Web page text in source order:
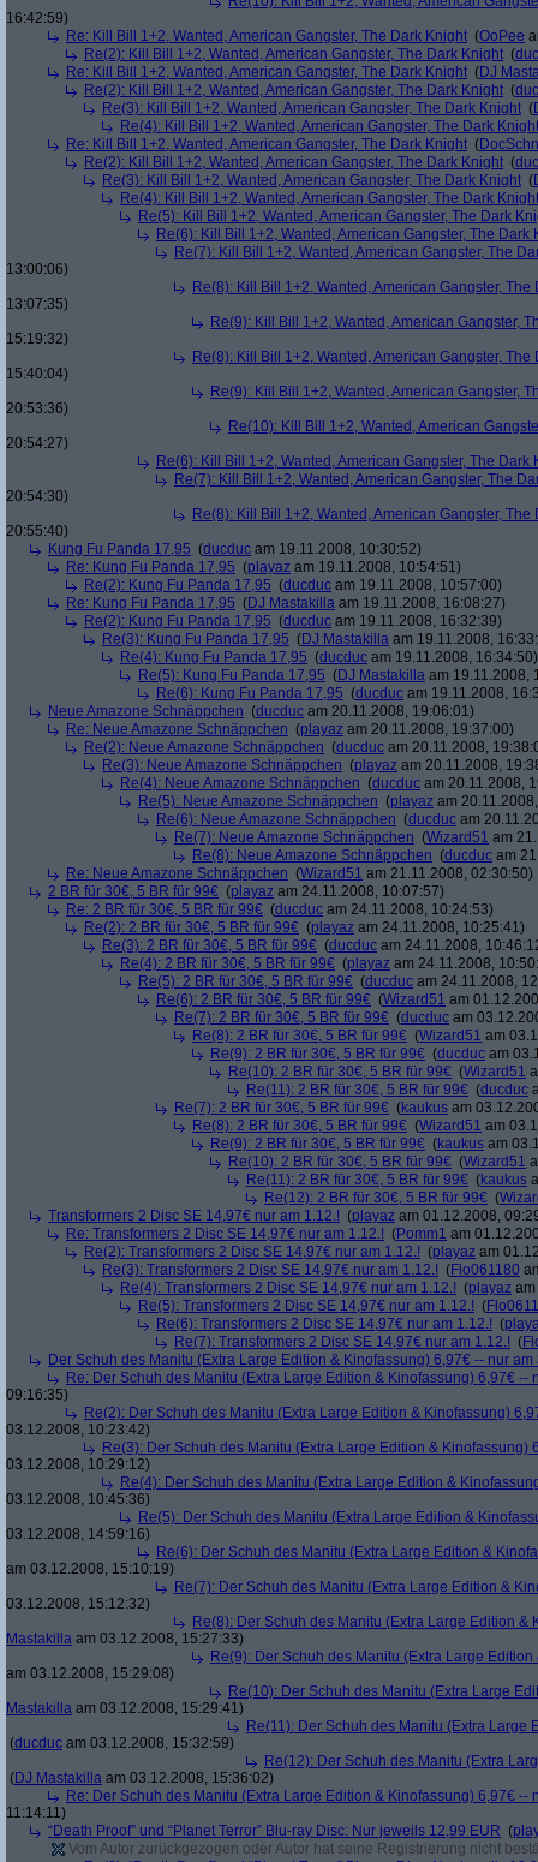
16:42:59)
Re: Kill Bill 1+2, Wanted, American Gangster, The Dark Knight (OoPee
Re(2): Kill Bill 1+2, Wanted, American Gangster, The Dark Knight (
Re: Kill Bill 1+2, Wanted, American Gangster, The Dark Knight (DJ
Re(2): Kill Bill 1+2, Wanted, American Gangster, The Dark Knight (
Re(3): Kill Bill 1+2, Wanted, American Gangster, The Dark Knight (
Re(4): Kill Bill 1+2, Wanted, American Gangster, The Dark Knight
Re: Kill Bill 1+2, Wanted, American Gangster, The Dark Knight (
Re(2): Kill Bill 1+2, Wanted, American Gangster, The Dark Knight (
Re(3): Kill Bill 1+2, Wanted, American Gangster, The Dark Knight (
Re(4): Kill Bill 1+2, Wanted, American Gangster, The Dark Knight
Re(5): Kill Bill 1+2, Wanted, American Gangster, The Dark
Re(6): Kill Bill 1+2, Wanted, American Gangster, The Dark
Re(7): Kill Bill 1+2, Wanted, American Gangster, The
13:00:06)
Re(8): Kill Bill 1+2, Wanted, American Gangster, The
13:07:35)
Re(9): Kill Bill 1+2, Wanted, American Gangster,
15:19:32)
Re(8): Kill Bill 1+2, Wanted, American Gangster, The
15:40:04)
Re(9): Kill Bill 1+2, Wanted, American Gangster,
20:53:36)
Re(10): Kill Bill 1+2, Wanted, American
20:54:27)
Re(6): Kill Bill 1+2, Wanted, American Gangster, The Dark
Re(7): Kill Bill 1+2, Wanted, American Gangster, The
20:54:30)
Re(8): Kill Bill 1+2, Wanted, American Gangster, The
20:55:40)
Kung Fu Panda 17,95 (ducduc am 19.11.2008, 10:30:52)
Re: Kung Fu Panda 17,95 (playaz am 19.11.2008, 10:54:51)
Re(2): Kung Fu Panda 17,95 (ducduc am 19.11.2008, 10:57:00)
Re: Kung Fu Panda 17,95 (DJ Mastakilla am 19.11.2008, 16:08:27)
Re(2): Kung Fu Panda 17,95 (ducduc am 19.11.2008, 16:32:39)
Re(3): Kung Fu Panda 17,95 (DJ Mastakilla am 19.11.2008,
Re(4): Kung Fu Panda 17,95 (ducduc am 19.11.2008, 16:34:50)
Re(5): Kung Fu Panda 17,95 (DJ Mastakilla am 19.11.2008,
Re(6): Kung Fu Panda 17,95 (ducduc am 19.11.2008,
Neue Amazone Schnäppchen (ducduc am 20.11.2008, 19:06:01)
Re: Neue Amazone Schnäppchen (playaz am 20.11.2008, 19:37:00)
Re(2): Neue Amazone Schnäppchen (ducduc am 20.11.2008,
Re(3): Neue Amazone Schnäppchen (playaz am 20.11.2008,
Re(4): Neue Amazone Schnäppchen (ducduc am 20.11.2008,
Re(5): Neue Amazone Schnäppchen (playaz am
Re(6): Neue Amazone Schnäppchen (ducduc am
Re(7): Neue Amazone Schnäppchen (Wizard51 am
Re(8): Neue Amazone Schnäppchen (ducduc am
Re: Neue Amazone Schnäppchen (Wizard51 am 21.11.2008, 02:30:50)
2 BR für 30€, 5 BR für 99€ (playaz am 24.11.2008, 10:07:57)
Re: 2 BR für 30€, 5 BR für 99€ (ducduc am 24.11.2008, 10:24:53)
Re(2): 2 BR für 30€, 5 BR für 99€ (playaz am 24.11.2008, 10:25:41)
Re(3): 2 BR für 30€, 5 BR für 99€ (ducduc am 24.11.2008,
Re(4): 2 BR für 30€, 5 BR für 99€ (playaz am 24.11.2008,
Re(5): 2 BR für 30€, 5 BR für 99€ (ducduc am 24.11.2008,
Re(6): 2 BR für 30€, 5 BR für 99€ (Wizard51 am
Re(7): 2 BR für 30€, 5 BR für 99€ (ducduc am
Re(8): 2 BR für 30€, 5 BR für 99€ (Wizard51 am
Re(9): 2 BR für 30€, 5 BR für 99€ (ducduc am
Re(10): 2 BR für 30€, 5 BR für 99€ (Wizard51
Re(11): 2 BR für 30€, 5 BR für 99€ (ducduc
Re(7): 2 BR für 30€, 5 BR für 99€ (kaukus am
Re(8): 2 BR für 30€, 5 BR für 99€ (Wizard51 am
Re(9): 2 BR für 30€, 5 BR für 99€ (kaukus am
Re(10): 2 BR für 30€, 5 BR für 99€ (Wizard51
Re(11): 2 BR für 30€, 5 BR für 99€ (kaukus
Re(12): 2 BR für 30€, 5 BR für 99€ (
Transformers 2 Disc SE 14,97€ nur am 1.12.! (playaz am 01.12.2008,
Re: Transformers 2 Disc SE 14,97€ nur am 1.12.! (Pomm1 am
Re(2): Transformers 2 Disc SE 14,97€ nur am 1.12.! (playaz am
Re(3): Transformers 2 Disc SE 14,97€ nur am 1.12.! (Flo061180
Re(4): Transformers 2 Disc SE 14,97€ nur am 1.12.! (playaz
Re(5): Transformers 2 Disc SE 14,97€ nur am 1.12.! (
Re(6): Transformers 2 Disc SE 14,97€ nur am 1.12.! (
Re(7): Transformers 2 Disc SE 14,97€ nur am 1.12.! (
Der Schuh des Manitu (Extra Large Edition & Kinofassung) 6,97€ -- nur am
Re: Der Schuh des Manitu (Extra Large Edition & Kinofassung) 6,97€ --
09:16:35)
Re(2): Der Schuh des Manitu (Extra Large Edition & Kinofassung)
03.12.2008, 10:23:42)
Re(3): Der Schuh des Manitu (Extra Large Edition & Kinofassung)
03.12.2008, 10:29:12)
Re(4): Der Schuh des Manitu (Extra Large Edition &
03.12.2008, 10:45:36)
Re(5): Der Schuh des Manitu (Extra Large Edition &
03.12.2008, 14:59:16)
Re(6): Der Schuh des Manitu (Extra Large Edition &
am 03.12.2008, 15:10:19)
Re(7): Der Schuh des Manitu (Extra Large Edition &
03.12.2008, 15:12:32)
Re(8): Der Schuh des Manitu (Extra Large Edition &
Mastakilla am 03.12.2008, 15:27:33)
Re(9): Der Schuh des Manitu (Extra Large
am 03.12.2008, 15:29:08)
Re(10): Der Schuh des Manitu (Extra Large
Mastakilla am 03.12.2008, 15:29:41)
Re(11): Der Schuh des Manitu (Extra Large
(ducduc am 03.12.2008, 15:32:59)
Re(12): Der Schuh des Manitu (Extra
(DJ Mastakilla am 03.12.2008, 15:36:02)
Re: Der Schuh des Manitu (Extra Large Edition & Kinofassung) 6,97€ --
11:14:11)
“Death Proof” und “Planet Terror” Blu-ray Disc: Nur jeweils 12,99 EUR (
Vom Autor zurückgezogen oder Autor hat seine Registrierung nicht